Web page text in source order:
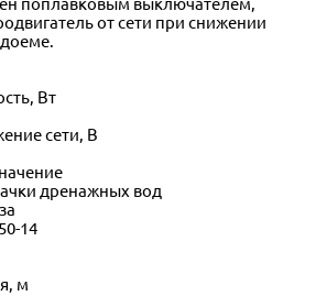
от сети при снижении
Вт
сети, В
дренажных вод
14
м